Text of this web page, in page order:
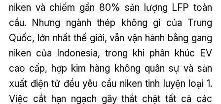
niken và chiếm gần 80% sản lượng LFP toàn
cầu. Nhưng ngành thép không gỉ của Trung
Quốc, lớn nhất thế giới, vẫn vận hành bằng gang
niken của Indonesia, trong khi phân khúc EV
cao cấp, hợp kim hàng không quân sự và sản
xuất điện tử đều yêu cầu niken tinh luyện loại 1.
Việc cắt hạn ngạch gây thắt chặt tất cả các